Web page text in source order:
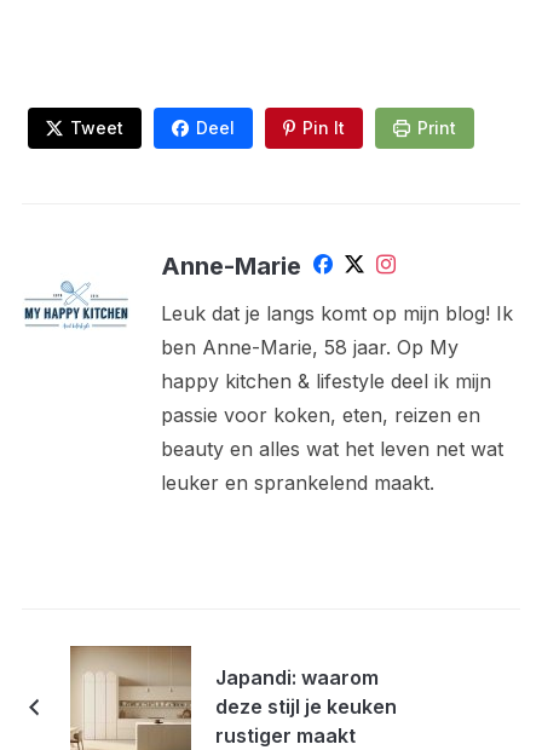
Tweet Deel Pin It Print
Anne-Marie
Leuk dat je langs komt op mijn blog! Ik
ben Anne-Marie, 58 jaar. Op My
happy kitchen & lifestyle deel ik mijn
passie voor koken, eten, reizen en
beauty en alles wat het leven net wat
leuker en sprankelend maakt.
Japandi: waarom
deze stijl je keuken
rustiger maakt